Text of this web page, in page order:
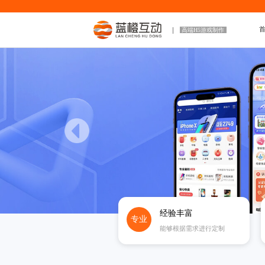
高端H5游戏制作
专业
经验丰富
能够根据需求进行定制